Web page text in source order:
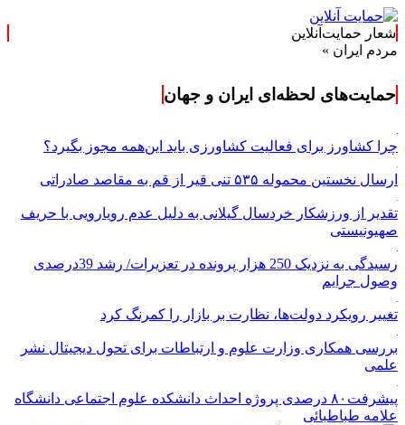
شعار حمایت‌آنلاین
»
حمایت‌های لحظه‌ای ایران و جهان
چرا کشاورز برای فعالیت کشاورزی باید این‌همه مجوز بگیرد؟
ارسال نخستین محموله ۵۳۵ تنی قیر از قم به مقاصد صادراتی
تقدیر از ورزشکار خردسال گیلانی به دلیل عدم رویارویی با حریف
صهیونیستی
رسیدگی به نزدیک 250 هزار پرونده در تعزیرات/ رشد 39درصدی
وصول جرایم
تغییر رویکرد دولت‌ها، نظارت بر بازار را کمرنگ کرد
بررسی همکاری وزارت علوم و ارتباطات برای تحول دیجیتال نشر
علمی
پیشرفت۸۰ درصدی پروژه احداث دانشکده علوم اجتماعی دانشگاه
علامه طباطبائی